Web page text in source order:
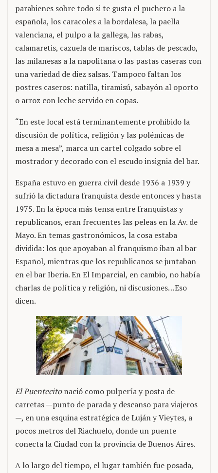
parabienes sobre todo si te gusta el puchero a la
española, los caracoles a la bordalesa, la paella
valenciana, el pulpo a la gallega, las rabas,
calamaretis, cazuela de mariscos, tablas de pescado,
las milanesas a la napolitana o las pastas caseras con
una variedad de diez salsas. Tampoco faltan los
postres caseros: natilla, tiramisú, sabayón al oporto
o arroz con leche servido en copas.
“En este local está terminantemente prohibido la
discusión de política, religión y las polémicas de
mesa a mesa”, marca un cartel colgado sobre el
mostrador y decorado con el escudo insignia del bar.
España estuvo en guerra civil desde 1936 a 1939 y
sufrió la dictadura franquista desde entonces y hasta
1975. En la época más tensa entre franquistas y
republicanos, eran frecuentes las peleas en la Av. de
Mayo. En temas gastronómicos, la cosa estaba
dividida: los que apoyaban al franquismo iban al bar
Español, mientras que los republicanos se juntaban
en el bar Iberia. En El Imparcial, en cambio, no había
charlas de política y religión, ni discusiones…Eso
dicen.
El Puentecitonació como pulpería y posta de
carretas —punto de parada y descanso para viajeros
—, en una esquina estratégica de Luján y Vieytes, a
pocos metros del Riachuelo, donde un puente
conecta la Ciudad con la provincia de Buenos Aires.
A lo largo del tiempo, el lugar también fue posada,